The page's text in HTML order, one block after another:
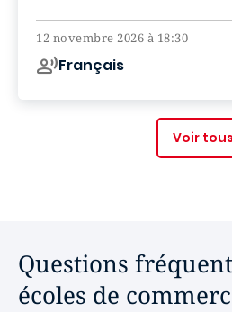
12 novembre 2026 à 18:30
Français
Voir
Questions
écoles de